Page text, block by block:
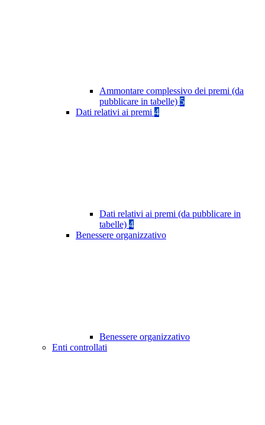
Ammontare complessivo dei premi (da
pubblicare in tabelle) 5
Dati relativi ai premi 4
Dati relativi ai premi (da pubblicare in
tabelle) 4
Benessere organizzativo
Benessere organizzativo
Enti controllati